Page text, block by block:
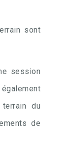
sont
session
du
de